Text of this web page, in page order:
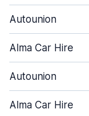
Autounion
Alma Car Hire
Autounion
Alma Car Hire